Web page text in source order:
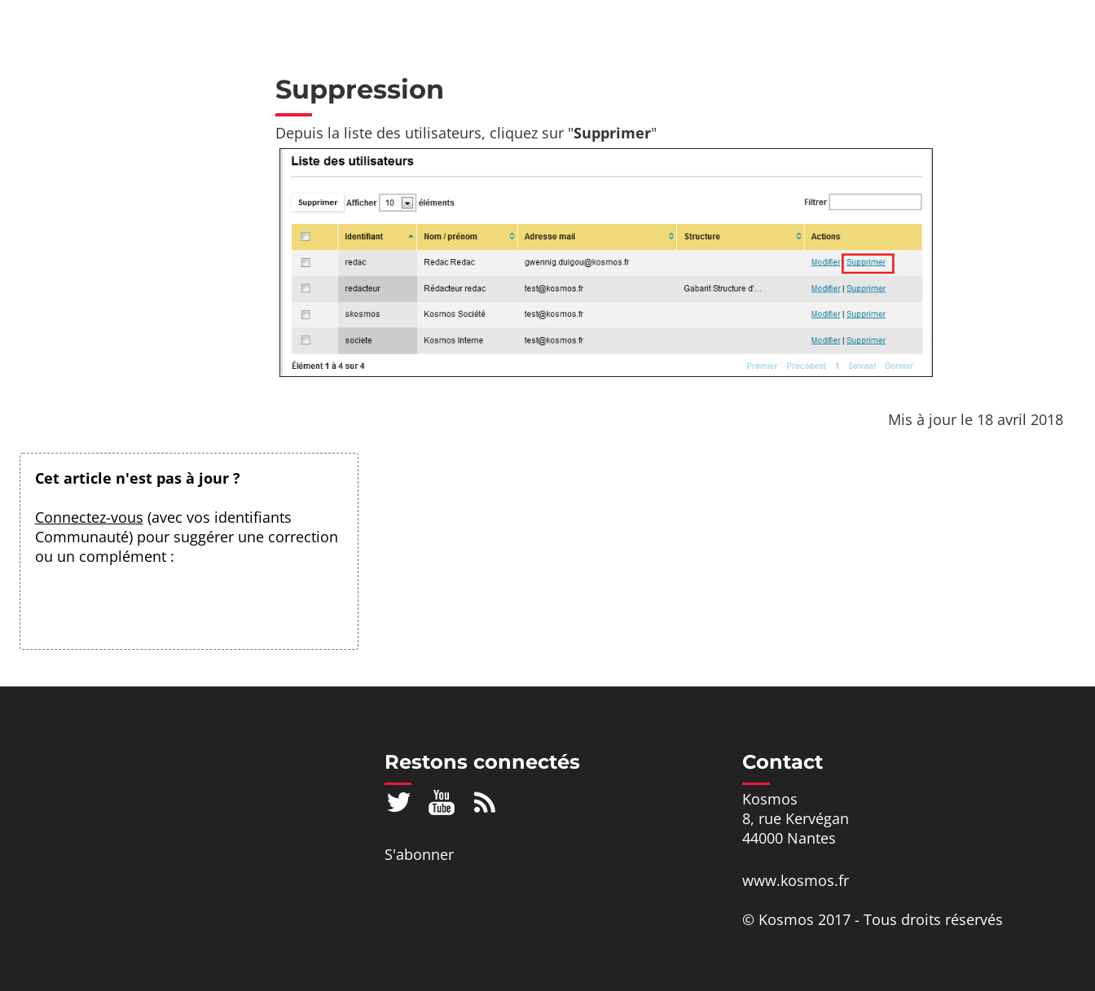
Suppression
Depuis la liste des utilisateurs, cliquez sur "Supprimer"
Mis à jour le 18 avril 2018
Cet article n'est pas à jour ?
Connectez-vous (avec vos identifiants
Communauté) pour suggérer une correction
ou un complément :
Restons connectés
S'abonner
Contact
Kosmos
8, rue Kervégan
44000 Nantes
www.kosmos.fr
© Kosmos 2017 - Tous droits réservés